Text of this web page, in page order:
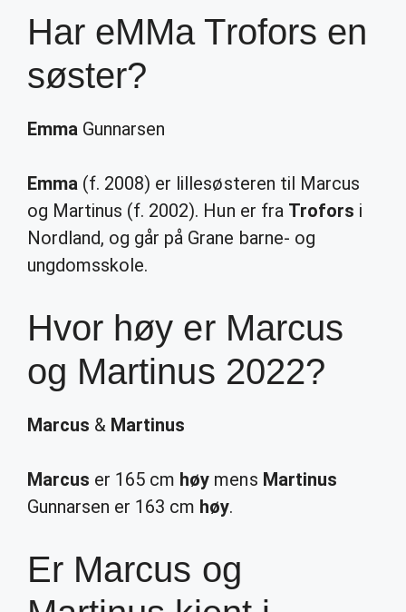
Har eMMa Trofors en
søster?
Emma Gunnarsen
Emma (f. 2008) er lillesøsteren til Marcus
og Martinus (f. 2002). Hun er fra Trofors i
Nordland, og går på Grane barne- og
ungdomsskole.
Hvor høy er Marcus
og Martinus 2022?
Marcus & Martinus
Marcus er 165 cm høy mens Martinus
Gunnarsen er 163 cm høy.
Er Marcus og